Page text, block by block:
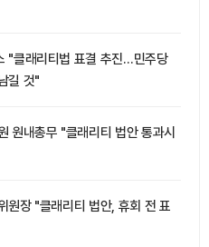
"클래리티법 표결 추진…민주당
길 것"
원내총무 "클래리티 법안 통과시
원장 "클래리티 법안, 휴회 전 표